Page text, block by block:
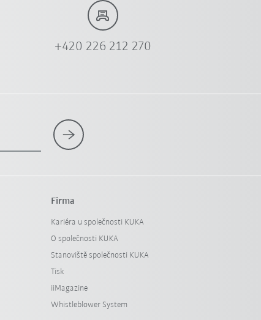
+420 226 212 270
Firma
Kariéra u společnosti KUKA
O společnosti KUKA
Stanoviště společnosti KUKA
Tisk
iiMagazine
Whistleblower System